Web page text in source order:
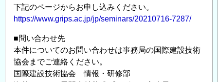
下記のページからお申し込みください。
https://www.grips.ac.jp/jp/seminars/20210716-7287/
■問い合わせ先
本件についてのお問い合わせは事務局の国際建設技術
協会までご連絡ください。
国際建設技術協会 情報・研修部